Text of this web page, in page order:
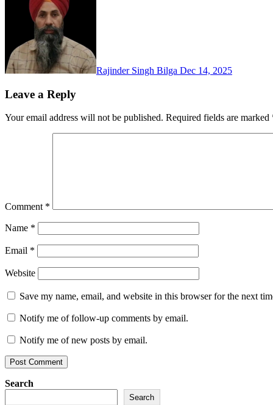
Rajinder Singh Bilga Dec 14, 2025
Leave a Reply
Your email address will not be published. Required fields are marked
Comment *
Name *
Email *
Website
Save my name, email, and website in this browser for the next
Notify me of follow-up comments by email.
Notify me of new posts by email.
Search
Search